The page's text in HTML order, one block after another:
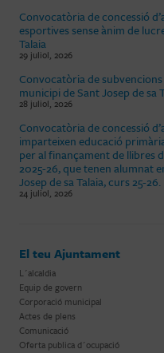
Convocatòria de concessió
esportives sense ànim de
Talaia
29 juliol, 2026
Convocatòria de
municipi de Sant Josep de sa
28 juliol, 2026
Convocatòria de concessió
imparteixen educació
per al finançament de llibres
2025-26, que tenen alumnat
Josep de sa Talaia, curs 25-26.
24 juliol, 2026
El teu Ajuntament
L´alcaldia
Equip de govern
Corporació municipal
Actes de plens
Comunicació
Oferta publica d´ocupació